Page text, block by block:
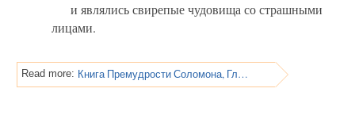
и являлись свирепые чудовища со страшными
лицами.
Read more: Книга Премудрости Соломона, Глава 17